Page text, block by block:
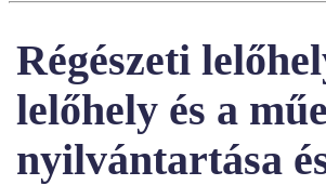
Régészeti
lelőhely és a
nyilvántartása